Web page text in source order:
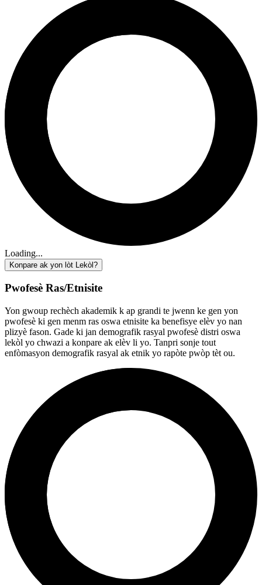
Loading...
Konpare ak yon lòt Lekòl?
Pwofesè Ras/Etnisite
Yon gwoup rechèch akademik k ap grandi te jwenn ke gen yon
pwofesè ki gen menm ras oswa etnisite ka benefisye elèv yo nan
plizyè fason. Gade ki jan demografik rasyal pwofesè distri oswa
lekòl yo chwazi a konpare ak elèv li yo. Tanpri sonje tout
enfòmasyon demografik rasyal ak etnik yo rapòte pwòp tèt ou.